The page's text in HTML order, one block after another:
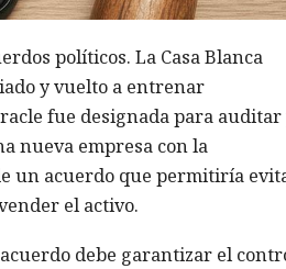
políticos. La Casa Blanca
y vuelto a entrenar
fue designada para auditar
nueva empresa con la
un acuerdo que permitiría
el activo.
debe garantizar el